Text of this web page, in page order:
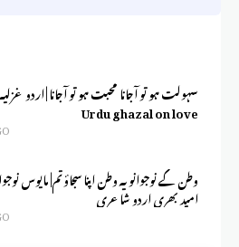
سہولت ہو تو آجانا محبت ہو تو آجانا | اردو
Urdu ghazal on love
وطن کے نوجوانو یہ وطن اپنا سجاؤ تم| مایوس
امید بھری اردو شاعری